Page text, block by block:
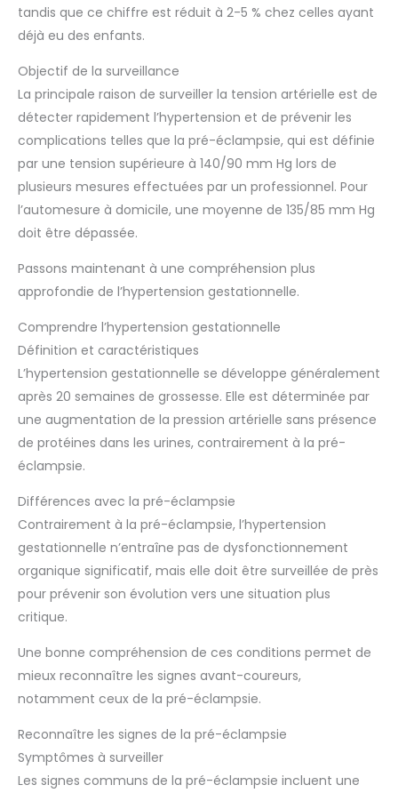
tandis que ce chiffre est réduit à 2-5 % chez celles ayant
déjà eu des enfants.
Objectif de la surveillance
La principale raison de surveiller la tension artérielle est de
détecter rapidement l’hypertension et de prévenir les
complications telles que la pré-éclampsie, qui est définie
par une tension supérieure à 140/90 mm Hg lors de
plusieurs mesures effectuées par un professionnel. Pour
l’automesure à domicile, une moyenne de 135/85 mm Hg
doit être dépassée.
Passons maintenant à une compréhension plus
approfondie de l’hypertension gestationnelle.
Comprendre l’hypertension gestationnelle
Définition et caractéristiques
L’hypertension gestationnelle se développe généralement
après 20 semaines de grossesse. Elle est déterminée par
une augmentation de la pression artérielle sans présence
de protéines dans les urines, contrairement à la pré-
éclampsie.
Différences avec la pré-éclampsie
Contrairement à la pré-éclampsie, l’hypertension
gestationnelle n’entraîne pas de dysfonctionnement
organique significatif, mais elle doit être surveillée de près
pour prévenir son évolution vers une situation plus
critique.
Une bonne compréhension de ces conditions permet de
mieux reconnaître les signes avant-coureurs,
notamment ceux de la pré-éclampsie.
Reconnaître les signes de la pré-éclampsie
Symptômes à surveiller
Les signes communs de la pré-éclampsie incluent une